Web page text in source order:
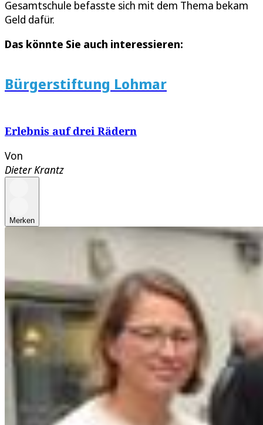
Gesamtschule befasste sich mit dem Thema bekam
Geld dafür.
Das könnte Sie auch interessieren:
Bürgerstiftung Lohmar
Erlebnis auf drei Rädern
Von
Dieter Krantz
Merken